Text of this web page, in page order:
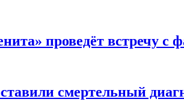
проведёт встречу с
смертельный